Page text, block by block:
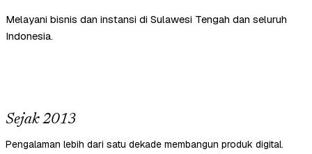
Melayani bisnis dan instansi di Sulawesi Tengah dan seluruh
Indonesia.
Sejak 2013
Pengalaman lebih dari satu dekade membangun produk digital.